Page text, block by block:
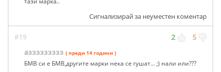
Сигнализирай за неуместен коментар
#19 2 5
аззззззззз ( преди 14 години )
БМВ си е БМВ,другите марки нека се гушат... ;) нали или???